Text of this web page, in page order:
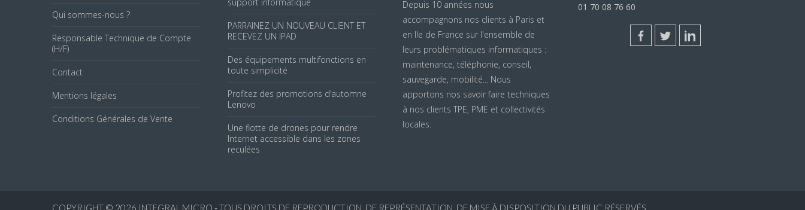
Qui sommes-nous ?
Responsable Technique de Compte
(H/F)
Contact
Mentions légales
Conditions Générales de Vente
PARRAINEZ UN NOUVEAU CLIENT ET
RECEVEZ UN IPAD
Des équipements multifonctions en
toute simplicité
Profitez des promotions d’automne
Lenovo
Une flotte de drones pour rendre
Internet accessible dans les zones
reculées
Depuis 10 années nous
accompagnons nos clients à Paris et
en Ile de France sur l'ensemble de
leurs problématiques informatiques :
maintenance, téléphonie, conseil,
sauvegarde, mobilité... Nous
apportons nos savoir faire techniques
à nos clients TPE, PME et collectivités
locales.
01 70 08 76 60
COPYRIGHT © 2026 INTEGRAL MICRO - TOUS DROITS DE REPRODUCTION, DE REPRÉSENTATION, DE MISE À DISPOSITION DU PUBLIC RÉSERVÉS